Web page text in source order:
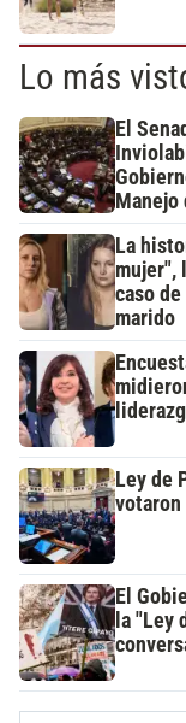
Lo más
El
Manejo
La
mujer",
caso
marido
Ley de
votaron
El
la "Ley